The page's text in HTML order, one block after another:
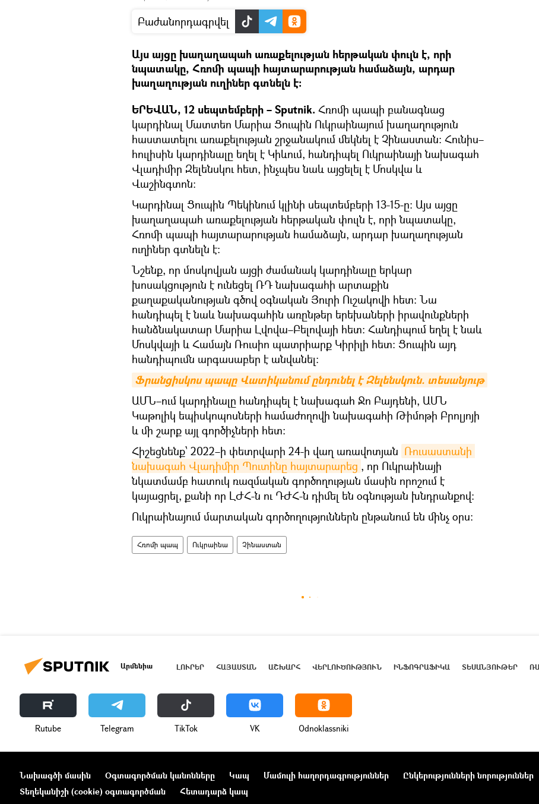
Բաժանորդագրվել
Այս այցը խաղաղապահ առաքելության հերթական փուլն է, որի
նպատակը, Հռոմի պապի հայտարարության համաձայն, արդար
խաղաղության ուղիներ գտնելն է:
ԵՐԵՎԱՆ, 12 սեպտեմբերի – Sputnik. Հռոմի պապի բանագնաց
կարդինալ Մատտեո Մարիա Ցուպին Ուկրաինայում խաղաղություն
հաստատելու առաքելության շրջանակում մեկնել է Չինաստան։ Հունիս–
հուլիսին կարդինալը եղել է Կիևում, հանդիպել Ուկրաինայի նախագահ
Վլադիմիր Զելենսկու հետ, ինչպես նաև այցելել է Մոսկվա և
Վաշինգտոն։
Կարդինալ Ցուպին Պեկինում կլինի սեպտեմբերի 13-15-ը։ Այս այցը
խաղաղապահ առաքելության հերթական փուլն է, որի նպատակը,
Հռոմի պապի հայտարարության համաձայն, արդար խաղաղության
ուղիներ գտնելն է:
Նշենք, որ մոսկովյան այցի ժամանակ կարդինալը երկար
խոսակցություն է ունեցել ՌԴ նախագահի արտաքին
քաղաքականության գծով օգնական Յուրի Ուշակովի հետ։ Նա
հանդիպել է նաև նախագահին առընթեր երեխաների իրավունքների
հանձնակատար Մարիա Լվովա–Բելովայի հետ։ Հանդիպում եղել է նաև
Մոսկվայի և Համայն Ռուսիո պատրիարք Կիրիլի հետ։ Ցուպին այդ
հանդիպումն արգասաբեր է անվանել։
Ֆրանցիսկոս պապը Վատիկանում ընդունել է Զելենսկուն. տեսանյութ
ԱՄՆ–ում կարդինալը հանդիպել է նախագահ Ջո Բայդենի, ԱՄՆ
Կաթոլիկ եպիսկոպոսների համաժողովի նախագահի Թիմոթի Բրոլյոյի
և մի շարք այլ գործիչների հետ։
Հիշեցնենք՝ 2022–ի փետրվարի 24-ի վաղ առավոտյան Ռուսաստանի
նախագահ Վլադիմիր Պուտինը հայտարարեց , որ Ուկրաինայի
նկատմամբ հատուկ ռազմական գործողության մասին որոշում է
կայացրել, քանի որ ԼԺՀ-ն ու ԴԺՀ-ն դիմել են օգնության խնդրանքով։
Ուկրաինայում մարտական գործողություններն ընթանում են մինչ օրս։
Հռոմի պապ Ուկրաինա Չինաստան
Արմենիա ԼՈՒՐԵՐ ՀԱՅԱՍՏԱՆ ԱՇԽԱՐՀ ՎԵՐԼՈՒԾՈՒԹՅՈՒՆ ԻՆՖՈԳՐԱՖԻԿԱ ՏԵՍԱՆՅՈՒԹԵՐ
Rutube Telegram ТikТоk VK Odnoklassniki
Նախագծի մասին Օգտագործման կանոնները Կապ Մամուլի հաղորդագրություններ Ընկերությունների նորություններ
Տեղեկանիշի (cookie) օգտագործման
Հետադարձ կապ